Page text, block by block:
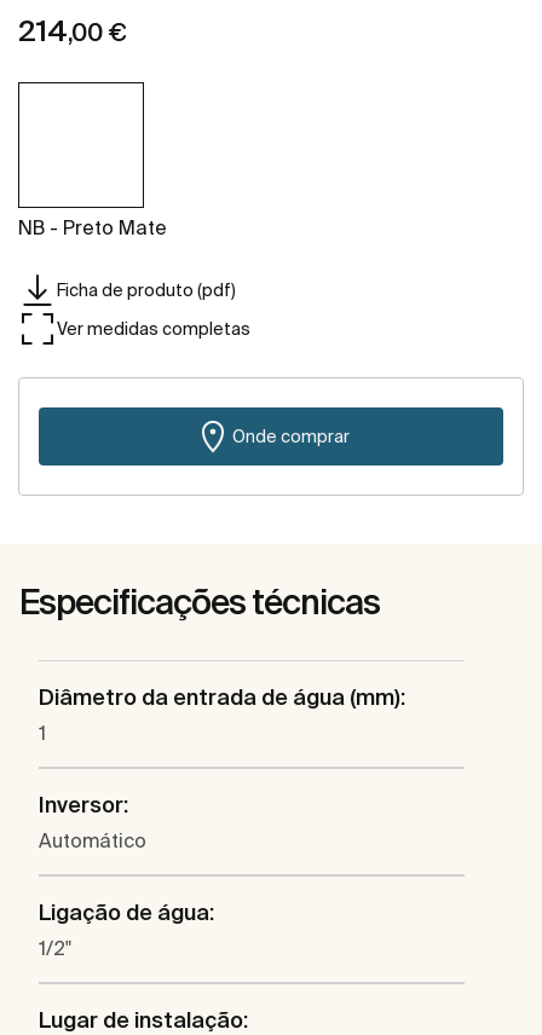
214,00 €
NB - Preto Mate
Ficha de produto (pdf)
Ver medidas completas
Onde comprar
Especificações técnicas
Diâmetro da entrada de água (mm):
1
Inversor:
Automático
Ligação de água:
1/2"
Lugar de instalação: